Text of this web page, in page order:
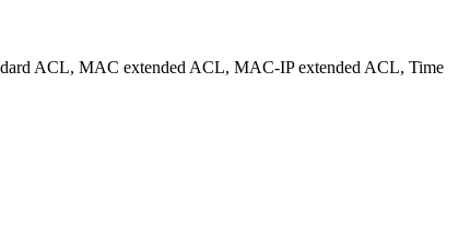
ACL, MAC extended ACL, MAC-IP extended ACL, Time